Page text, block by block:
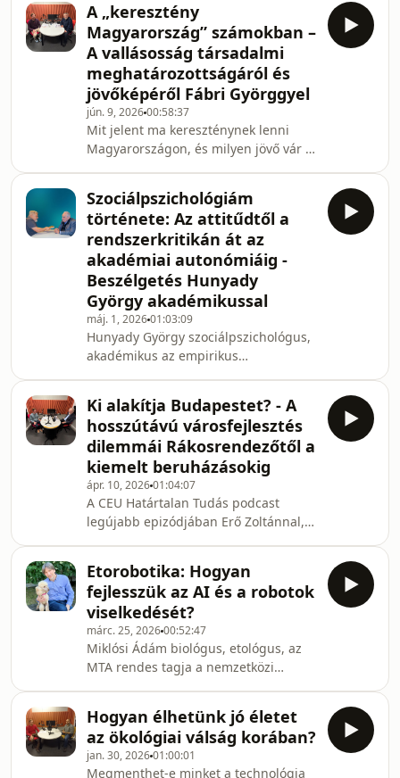
Studies tanszékének professzorával
beszélgettünk az általa és Balázs
Zsuzsanna által jegyzett Orbán Viktor
nőügyei című könyv kapcsán. Az
adásban szó esik arról, hogyan
alakította a NER a nőkről alkotott
társadalmi képet, milyen változásokat
hozhat a nők képviseletében az új
politikai korszak,
A „keresztény
Magyarország” számokban –
A vallásosság társadalmi
meghatározottságáról és
jövőképéről Fábri Györggyel
jún. 9, 202600:58:37
Mit jelent ma kereszténynek lenni
Magyarországon, és milyen jövő vár a
az epizódban Fábri Györggyel, az ELTE
oktatójával, a CEU Határtalan Tudás
programjának tudományos
vezetőjével és a Magyarországi
Evangélikus Egyház egyik vezető
tisztségviselőjével beszélgetünk
Szoros kapu – keskeny út című
könyvéről. A könyv újszerűsége, hogy
Szociálpszichológiám
története: Az attitűdtől a
rendszerkritikán át az
akadémiai autonómiáig -
Beszélgetés Hunyady
György akadémikussal
máj. 1, 202601:03:09
Hunyady György szociálpszichológus,
akadémikus az empirikus
pszichológiai kutatás és oktatás
meghatározó alakjaként. Ezenközben
a magyar felősoktatás jelentős
intézményi fejlesztője: az általa 1989-
91-ben vezetett bölcsészkari reform
számos, tanszabadságot erősítő
eleme ma már elemi része az
egyetemi képzésnek. A pedagógus- és
pszich
Ki alakítja Budapestet? - A
hosszútávú városfejlesztés
dilemmái Rákosrendezőtől a
kiemelt beruházásokig
ápr. 10, 202601:04:07
A CEU Határtalan Tudás podcast
legújabb epizódjában Erő Zoltánnal,
városfejlesztési kérdésekről, a
Rákosrendezőn tervezett új
városnegyed dilemmáiról – a
zöldfelületek, a magasházak és a
vasúti infrastruktúra szerepéről, új
lakóközösségi formákról – beszéltünk,
valamint arról, hogy miként lehet egy
ilyen léptékű beruházást hosszú tá
Etorobotika: Hogyan
fejlesszük az AI és a robotok
viselkedését?
márc. 25, 202600:52:47
Miklósi Ádám biológus, etológus, az
MTA rendes tagja a nemzetközi
vagyis a mesterséges intelligenciával
működő szociális robotok kutatásának
meghatározó tudósa. A Fábri György
Hogyan élhetünk jó életet
az ökológiai válság korában?
jan. 30, 202601:00:01
Megmenthet-e minket a technológia